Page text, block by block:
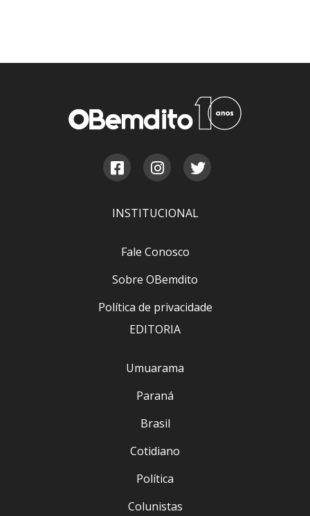
INSTITUCIONAL
Fale Conosco
Sobre OBemdito
Política de privacidade
EDITORIA
Umuarama
Paraná
Brasil
Cotidiano
Política
Colunistas